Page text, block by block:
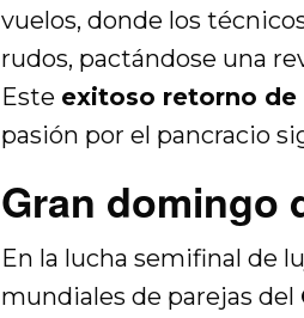
vuelos, donde los
rudos, pactándose una
Este exitoso retorno de
pasión por el pancracio
Gran domingo
En la lucha semifinal de
mundiales de parejas del